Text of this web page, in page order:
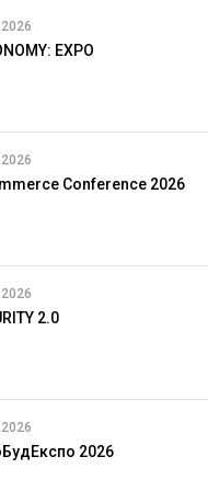
EXPO
Conference 2026
2.0
2026